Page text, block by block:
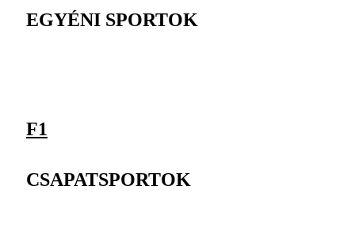
EGYÉNI SPORTOK
F1
CSAPATSPORTOK